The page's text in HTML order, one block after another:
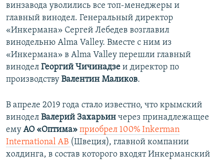
винзавода уволились все топ-менеджеры и
главный винодел. Генеральный директор
«Инкермана» Сергей Лебедев возглавил
винодельню Alma Valley. Вместе с ним из
«Инкермана» в Alma Valley перешли главный
винодел Георгий Чичинадзе и директор по
производству Валентин Маликов.
В апреле 2019 года стало известно, что крымский
винодел Валерий Захарьин через принадлежащее
ему АО «Оптима» приобрел 100% Inkerman
International AB (Швеция), главной компании
холдинга, в состав которого входят Инкерманский